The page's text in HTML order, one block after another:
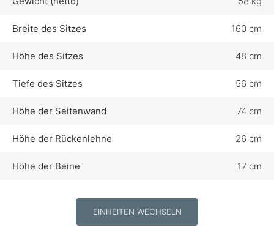
Breite des Sitzes 160 cm
Höhe des Sitzes 48 cm
Tiefe des Sitzes 56 cm
Höhe der Seitenwand 74 cm
Höhe der Rückenlehne 26 cm
Höhe der Beine 17 cm
EINHEITEN WECHSELN